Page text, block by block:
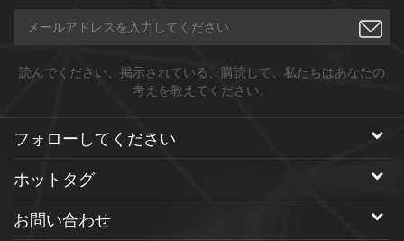
Hongwu Nanoは、要件に応じ
て異なる変更でカスタマイズさ
読んでください、掲示されている、購読して、私たちはあなたの
考えを教えてください。
フォローしてください
ホットタグ
お問い合わせ